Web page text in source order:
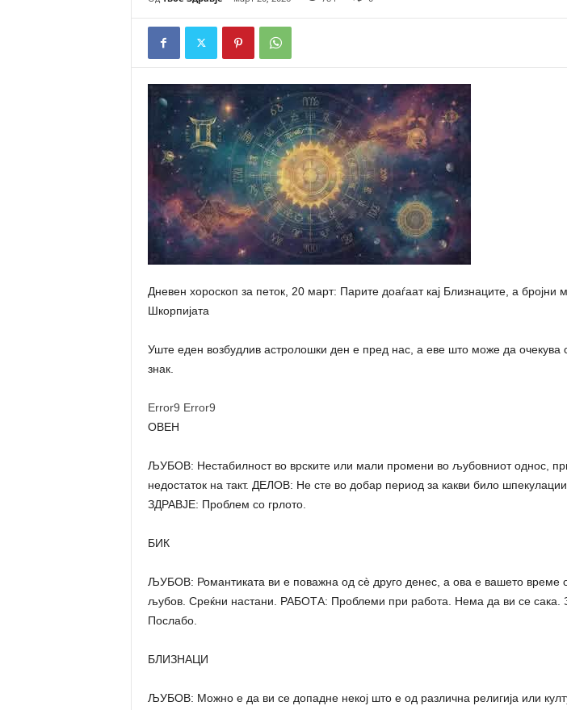
Дневен хороскоп за петок, 20 март: Парите доаѓаат кај Близнаците, а бројни
Шкорпијата
Уште еден возбудлив астролошки ден е пред нас, а еве што може да очекува
знак.
Error9 Error9
ОВЕН
ЉУБОВ: Нестабилност во врските или мали промени во љубовниот однос,
недостаток на такт. ДЕЛОВ: Не сте во добар период за какви било шпекулации
ЗДРАВЈЕ: Проблем со грлото.
БИК
ЉУБОВ: Романтиката ви е поважна од сè друго денес, а ова е вашето време
љубов. Среќни настани. РАБОТА: Проблеми при работа. Нема да ви се сака.
Послабо.
БЛИЗНАЦИ
ЉУБОВ: Можно е да ви се допадне некој што е од различна религија или